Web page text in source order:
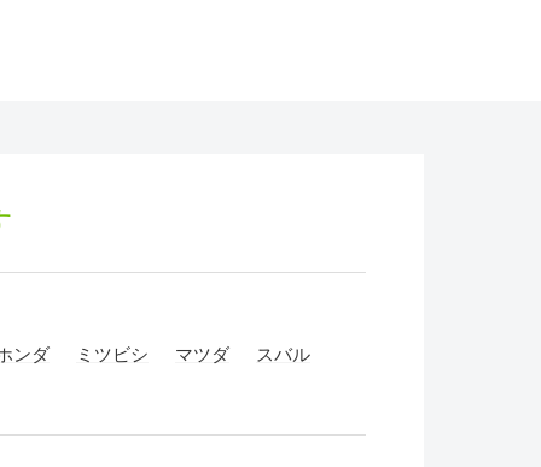
ンダ ミツビシ マツダ
スバル